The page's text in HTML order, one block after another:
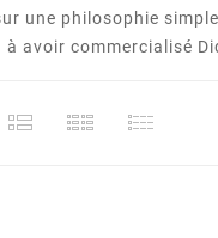
philosophie
avoir commercialisé